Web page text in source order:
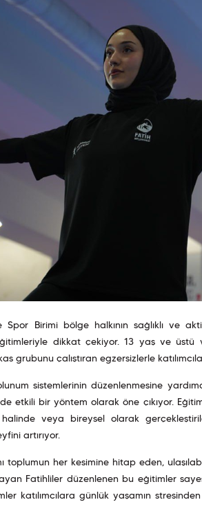
Spor Birimi bölge halkının sağlıklı ve
dikkat çekiyor. 13 yaş ve
grubunu çalıştıran egzersizlerle
sistemlerinin düzenlenmesine
etkili bir yöntem olarak öne çıkıyor.
veya bireysel olarak
artırıyor.
toplumun her kesimine hitap eden,
Fatihliler düzenlenen bu eğitimler
katılımcılara günlük yaşamın